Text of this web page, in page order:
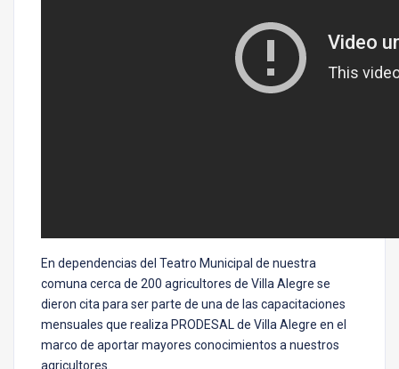
En dependencias del Teatro Municipal de nuestra
comuna cerca de 200 agricultores de Villa Alegre se
dieron cita para ser parte de una de las capacitaciones
mensuales que realiza PRODESAL de Villa Alegre en el
marco de aportar mayores conocimientos a nuestros
agricultores.